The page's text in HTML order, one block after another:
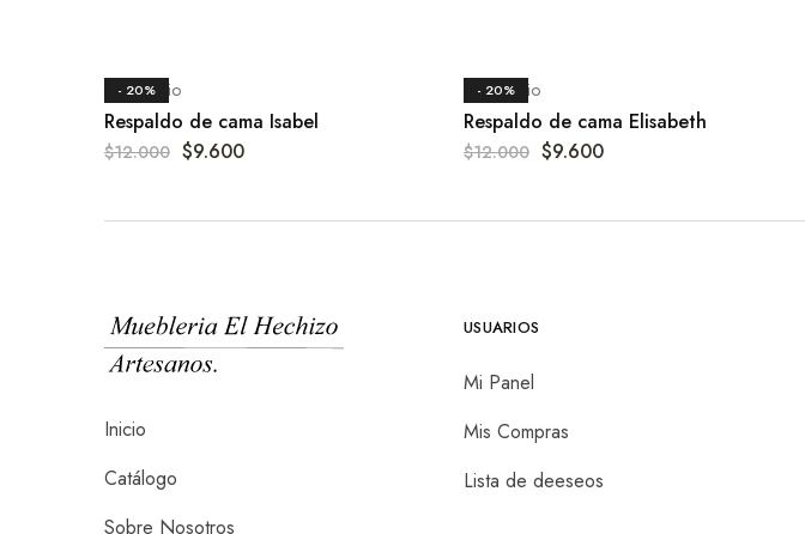
- 20%
Dormitorio
Respaldo de cama Isabel
$12.000 $9.600
- 20%
Dormitorio
Respaldo de cama Elisabeth
$12.000 $9.600
Inicio
Catálogo
Sobre Nosotros
USUARIOS
Mi Panel
Mis Compras
Lista de deeseos